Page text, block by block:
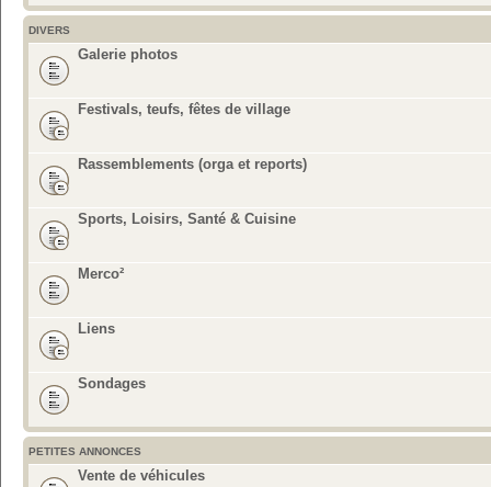
DIVERS
Galerie photos
Festivals, teufs, fêtes de village
Rassemblements (orga et reports)
Sports, Loisirs, Santé & Cuisine
Merco²
Liens
Sondages
PETITES ANNONCES
Vente de véhicules